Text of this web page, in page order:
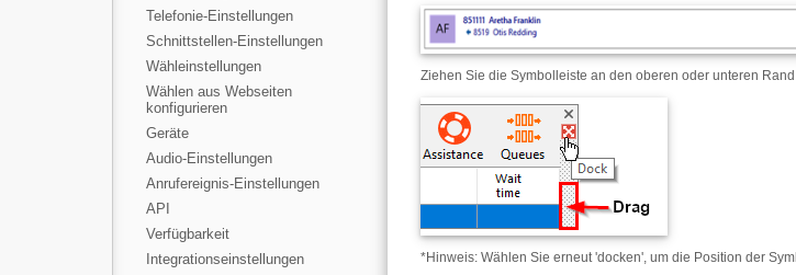
Telefonie-Einstellungen
Schnittstellen-Einstellungen
Wähleinstellungen
Wählen aus Webseiten
konfigurieren
Geräte
Audio-Einstellungen
Anrufereignis-Einstellungen
API
Verfügbarkeit
Integrationseinstellungen
Ziehen Sie die Symbolleiste an den oberen oder unteren
*Hinweis: Wählen Sie erneut 'docken', um die Position der